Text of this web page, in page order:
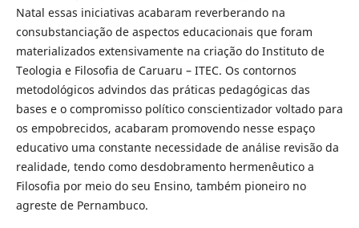
Natal essas iniciativas acabaram reverberando na
consubstanciação de aspectos educacionais que foram
materializados extensivamente na criação do Instituto de
Teologia e Filosofia de Caruaru – ITEC. Os contornos
metodológicos advindos das práticas pedagógicas das
bases e o compromisso político conscientizador voltado para
os empobrecidos, acabaram promovendo nesse espaço
educativo uma constante necessidade de análise revisão da
realidade, tendo como desdobramento hermenêutico a
Filosofia por meio do seu Ensino, também pioneiro no
agreste de Pernambuco.